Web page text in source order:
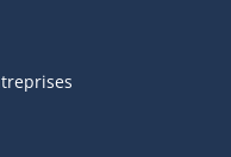
externe s'ouvrira